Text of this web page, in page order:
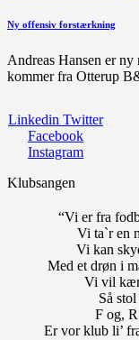
Ny offensiv forstærkning
Andreas Hansen er
kommer fra Otterup
Linkedin Twitter
Facebook
Instagram
Klubsangen
“Vi er fra
Vi ta`r en
Vi kan
Med et drøn i
Vi vil
Så
F og,
Er vor klub li’